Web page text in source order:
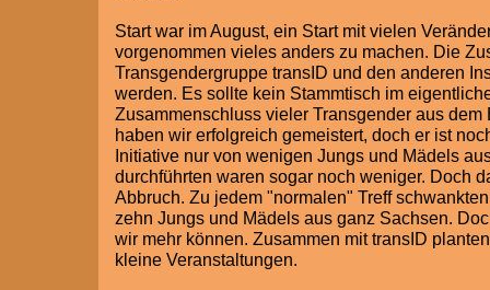
Start war im August, ein Start mit vielen
vorgenommen vieles anders zu machen. Die
Transgendergruppe transID und den anderen
werden. Es sollte kein Stammtisch im
Zusammenschluss vieler Transgender aus
haben wir erfolgreich gemeistert, doch er ist
Initiative nur von wenigen Jungs und Mädels
durchführten waren sogar noch weniger. Doch
Abbruch. Zu jedem "normalen" Treff
zehn Jungs und Mädels aus ganz Sachsen.
wir mehr können. Zusammen mit transID
kleine Veranstaltungen.